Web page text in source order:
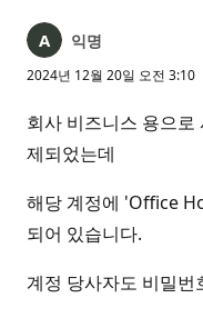
익명
2024년 12월 20일 오전 3:10
회사 비즈니스 용으
제되었는데
해당 계정에 'Office
되어 있습니다.
계정 당사자도 비밀